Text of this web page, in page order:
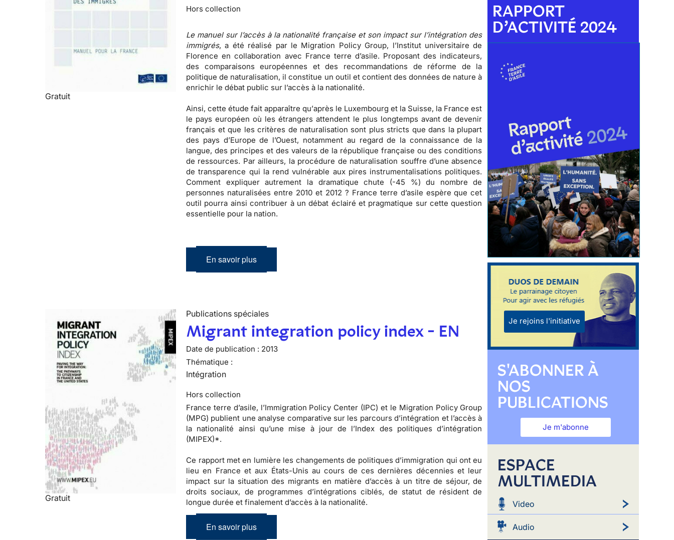
Gratuit
Hors collection
Le manuel sur l’accès à la nationalité française et son impact sur l’intégration des
immigrés, a été réalisé par le Migration Policy Group, l’Institut universitaire de
Florence en collaboration avec France terre d’asile. Proposant des indicateurs,
des comparaisons européennes et des recommandations de réforme de la
politique de naturalisation, il constitue un outil et contient des données de nature à
enrichir le débat public sur l’accès à la nationalité.
Ainsi, cette étude fait apparaître qu’après le Luxembourg et la Suisse, la France est
le pays européen où les étrangers attendent le plus longtemps avant de devenir
français et que les critères de naturalisation sont plus stricts que dans la plupart
des pays d’Europe de l’Ouest, notamment au regard de la connaissance de la
langue, des principes et des valeurs de la république française ou des conditions
de ressources. Par ailleurs, la procédure de naturalisation souffre d’uneabsence
de transparence qui la rend vulnérable aux pires instrumentalisations politiques.
Comment expliquer autrement la dramatique chute (-45 %) du nombre de
personnes naturalisées entre 2010 et 2012 ? France terre d’asile espère que cet
outil pourra ainsi contribuer à un débat éclairé et pragmatique sur cette question
essentielle pour la nation.
En savoir plus
Gratuit
Publications spéciales
Migrant integration policy index - EN
Date de publication : 2013
Thématique :
Intégration
Hors collection
France terre d’asile, l’Immigration Policy Center (IPC) et le Migration Policy Group
(MPG) publient une analyse comparative sur les parcours d’intégration et l’accès à
la nationalité ainsi qu’une mise à jour de l’Index des politiques d’intégration
(MIPEX)*.
Ce rapport met en lumière les changements de politiques d’immigration qui ont eu
lieu en France et aux États-Unis au cours de ces dernières décennies et leur
impact sur la situation des migrants en matière d’accès à un titre de séjour, de
droits sociaux, de programmes d’intégrations ciblés, de statut de résident de
longue durée et finalement d’accès à la nationalité.
En savoir plus
RAPPORT
D’ACTIVITÉ 2024
Je rejoins l'initiative
S'ABONNER À
NOS
PUBLICATIONS
Je m'abonne
ESPACE
MULTIMEDIA
Video
Audio